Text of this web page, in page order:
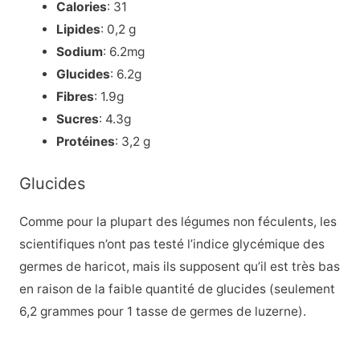
Calories: 31
Lipides: 0,2 g
Sodium: 6.2mg
Glucides: 6.2g
Fibres: 1.9g
Sucres: 4.3g
Protéines: 3,2 g
Glucides
Comme pour la plupart des légumes non féculents, les
scientifiques n’ont pas testé l’indice glycémique des
germes de haricot, mais ils supposent qu’il est très bas
en raison de la faible quantité de glucides (seulement
6,2 grammes pour 1 tasse de germes de luzerne).